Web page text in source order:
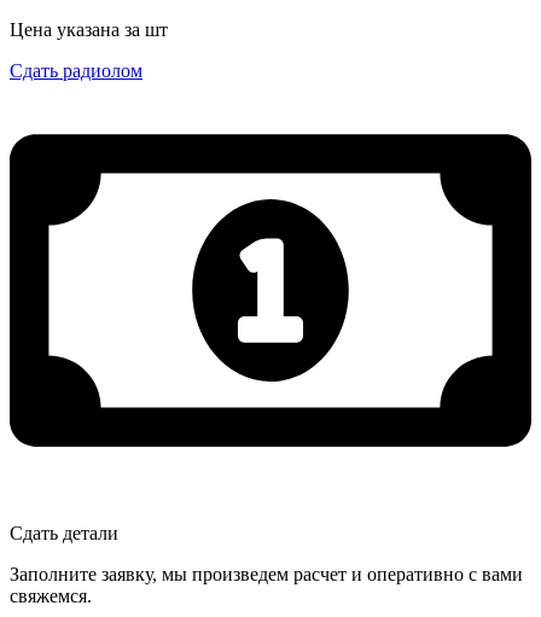
Цена указана за шт
Сдать радиолом
Сдать детали
Заполните заявку, мы произведем расчет и оперативно с вами
свяжемся.